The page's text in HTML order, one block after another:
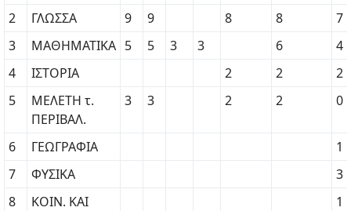
2
ΓΛΩΣΣΑ 9 9 8 8
7
3
ΜΑΘΗΜΑΤΙΚΑ 5 5 3 3 6
4
4
ΙΣΤΟΡΙΑ 2 2
2
5
ΜΕΛΕΤΗ τ.
ΠΕΡΙΒΑΛ.
3 3 2 2 0
6 ΓΕΩΓΡΑΦΙΑ
1
7
ΦΥΣΙΚΑ
3
8
ΚΟΙΝ. KAI
1